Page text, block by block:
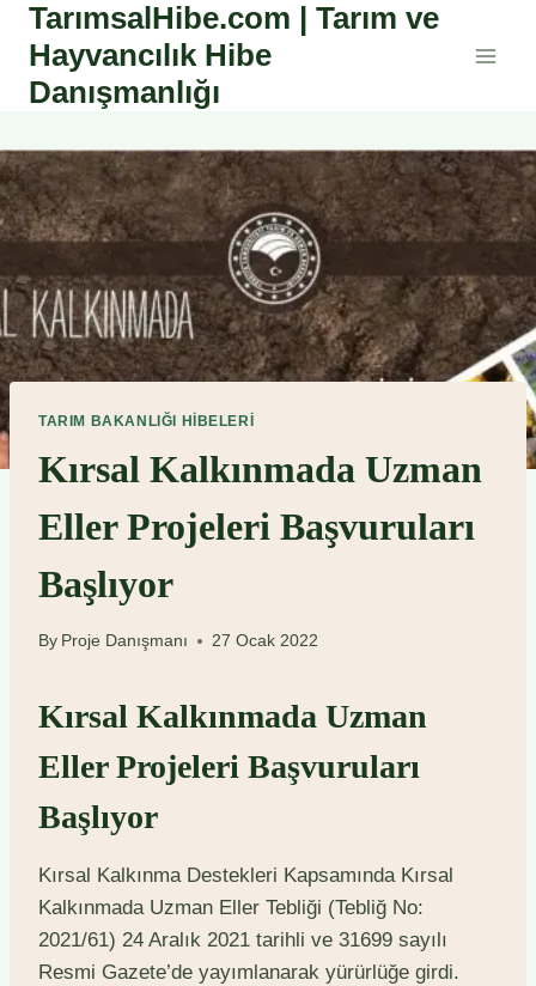
Skip
content
TarımsalHibe.com | Tarım ve
Hayvancılık Hibe
Danışmanlığı
TARIM BAKANLIĞI HIBELERI
Kırsal Kalkınmada Uzman
Eller Projeleri Başvuruları
Başlıyor
By Proje Danışmanı 27 Ocak 2022
Kırsal Kalkınmada Uzman
Eller Projeleri Başvuruları
Başlıyor
Kırsal Kalkınma Destekleri Kapsamında Kırsal
Kalkınmada Uzman Eller Tebliği (Tebliğ No:
2021/61) 24 Aralık 2021 tarihli ve 31699 sayılı
Resmi Gazete’de yayımlanarak yürürlüğe girdi.